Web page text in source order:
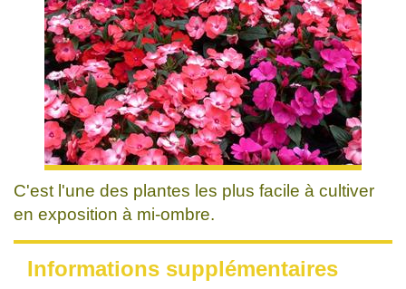
C'est l'une des plantes les plus facile à cultiver
en exposition à mi-ombre.
Informations supplémentaires